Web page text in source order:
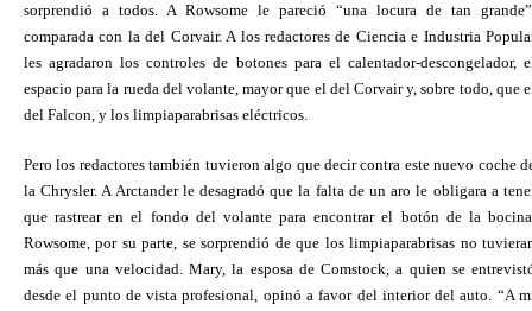
sorprendió a todos. A Rowsome le pareció “una locura de tan
comparada con la del Corvair. A los redactores de Ciencia e Industria
les agradaron los controles de botones para el calentador-descongelador,
espacio para la rueda del volante, mayor que el del Corvair y, sobre todo, que
del Falcon, y los limpiaparabrisas eléctricos.
Pero los redactores también tuvieron algo que decir contra este nuevo coche
la Chrysler. A Arctander le desagradó que la falta de un aro le obligara a
que rastrear en el fondo del volante para encontrar el botón de la
Rowsome, por su parte, se sorprendió de que los limpiaparabrisas no
más que una velocidad. Mary, la esposa de Comstock, a quien se
desde el punto de vista profesional, opinó a favor del interior del auto. “A